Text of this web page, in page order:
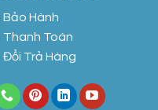
Bảo Hành
Thanh Toán
Đổi Trả Hàng